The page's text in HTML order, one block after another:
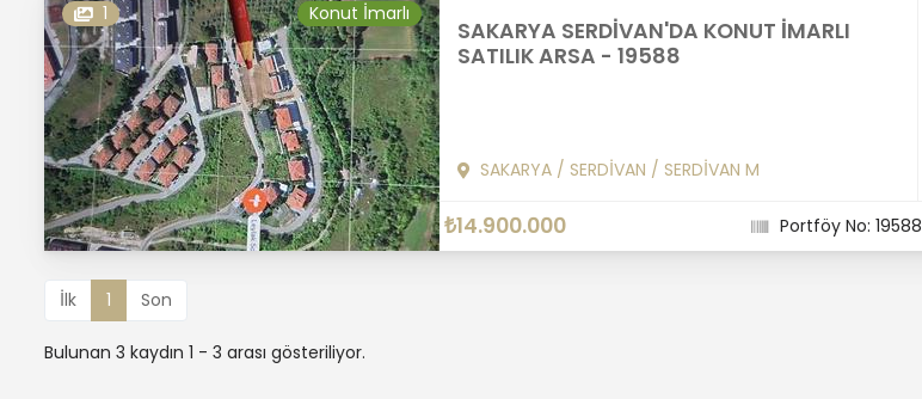
1 Konut İmarlı
SAKARYA SERDİVAN'DA KONUT İMARLI
SATILIK ARSA - 19588
SAKARYA/ SERDİVAN / SERDİVAN M
₺14.900.000 Portföy No: 19588
İlk 1 Son
Bulunan 3 kaydın 1 - 3 arası gösteriliyor.